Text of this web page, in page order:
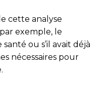
cette analyse
exemple, le
ou s’il avait déjà
nécessaires pour